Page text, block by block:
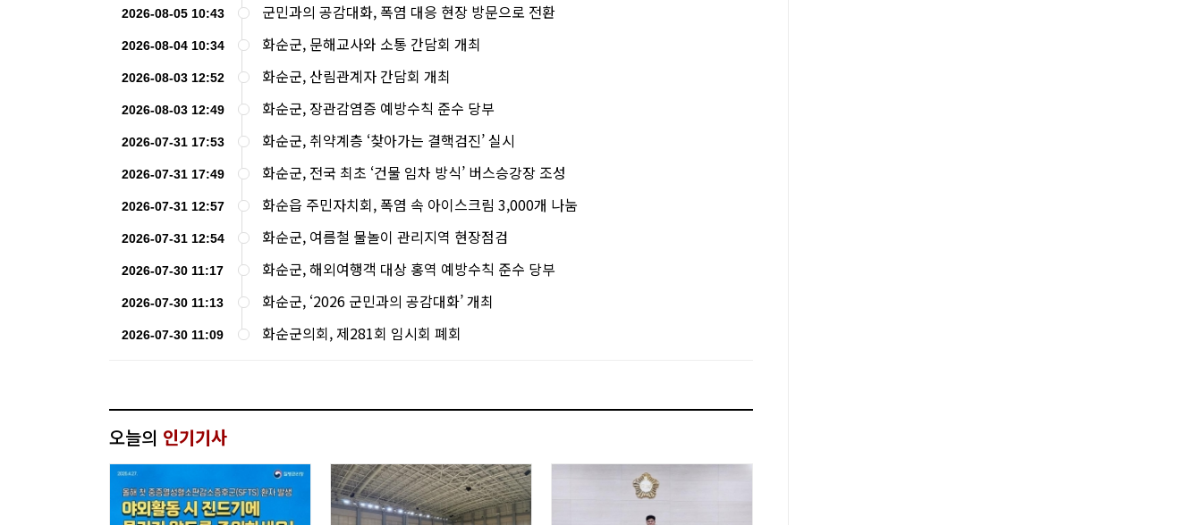
2026-08-05 10:43 군민과의 공감대화, 폭염 대응 현장 방문으로 전환
2026-08-04 10:34 화순군, 문해교사와 소통 간담회 개최
2026-08-03 12:52 화순군, 산림관계자 간담회 개최
2026-08-03 12:49 화순군, 장관감염증 예방수칙 준수 당부
2026-07-31 17:53 화순군, 취약계층 ‘찾아가는 결핵검진’ 실시
2026-07-31 17:49 화순군, 전국 최초 ‘건물 임차 방식’ 버스승강장 조성
2026-07-31 12:57 화순읍 주민자치회, 폭염 속 아이스크림 3,000개 나눔
2026-07-31 12:54 화순군, 여름철 물놀이 관리지역 현장점검
2026-07-30 11:17 화순군, 해외여행객 대상 홍역 예방수칙 준수 당부
2026-07-30 11:13 화순군, ‘2026 군민과의 공감대화’ 개최
2026-07-30 11:09 화순군의회, 제281회 임시회 폐회
오늘의 인기기사